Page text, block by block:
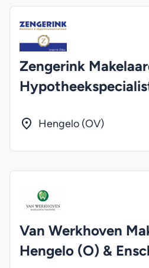
Zengerink
Hengelo (OV)
Van Werkhoven
Hengelo (O) &